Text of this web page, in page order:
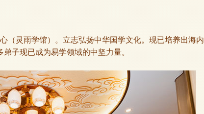
（灵雨学馆）。立志弘扬中华国学文化。现已培养出海内
子现已成为易学领域的中坚力量。